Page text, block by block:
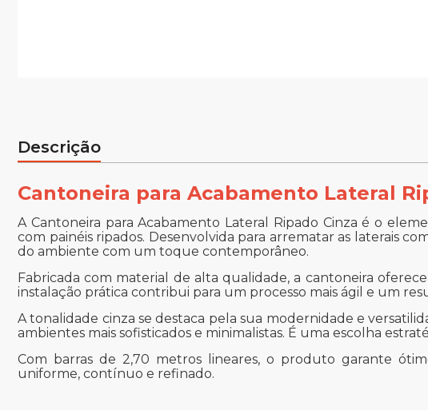
Descrição
Cantoneira para Acabamento Lateral
A Cantoneira para Acabamento Lateral Ripado Cinza é o
com painéis ripados. Desenvolvida para arrematar as laterais
do ambiente com um toque contemporâneo.
Fabricada com material de alta qualidade, a cantoneira
instalação prática contribui para um processo mais ágil e um
A tonalidade cinza se destaca pela sua modernidade e
ambientes mais sofisticados e minimalistas. É uma escolha
Com barras de 2,70 metros lineares, o produto garante
uniforme, contínuo e refinado.